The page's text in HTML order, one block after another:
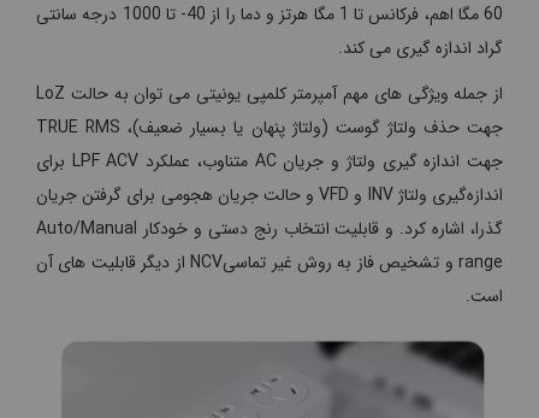
60 مگا اهم، فرکانس تا 1 مگا هرتز و دما را از 40- تا 1000 درجه سانتی
گراد اندازه گیری می کند.
از جمله ویژگی های مهم آمپرمتر کلمپی یونیتی می توان به حالت LoZ
جهت حذف ولتاژ گوست (ولتاژ پنهان یا بسیار ضعیف)، TRUE RMS
جهت اندازه گیری ولتاژ و جریان AC متناوب، عملکرد LPF ACV برای
اندازه‌گیری ولتاژ INV و VFD و حالت جریان هجومی برای گرفتن جریان
گذرا، اشاره کرد. و قابلیت انتخاب رنج دستی و خودکار Auto/Manual
range و تشخیص فاز به روش غیر تماسیNCV از دیگر قابلیت های آن
است.